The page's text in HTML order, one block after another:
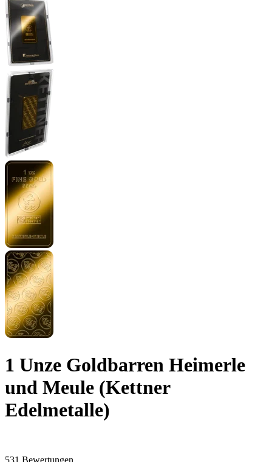
1 Unze Goldbarren Heimerle
und Meule (Kettner
Edelmetalle)
531 Bewertungen